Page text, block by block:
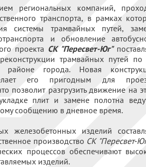
региональных компаний,
транспорта, в рамках
системы трамвайных путей,
и обновление
проекта СК "Пересвет-Юг"
трамвайных путей по
города. Новая
его пригодным для
позволит разгрузить движение на
плит и замене полотна
сообщению в дневное время.
железобетонных изделий
производство СК "Пересвет-
процессов обеспечивают
изделий.